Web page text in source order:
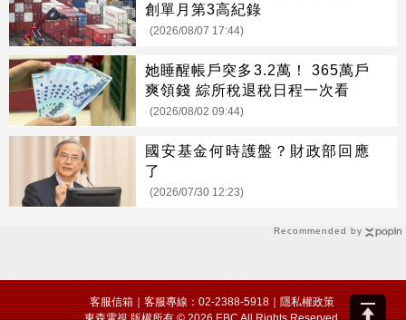
Recommended by
創單月第3高紀錄
(2026/08/07 17:44)
她睡醒帳戶突多3.2萬！ 365萬戶
爽領錢 綜所稅退稅日程一次看
(2026/08/02 09:44)
國安基金何時護盤？財政部回應
了
(2026/07/30 12:23)
客服信箱｜客服專線：02-2388-5918｜隱私權政策